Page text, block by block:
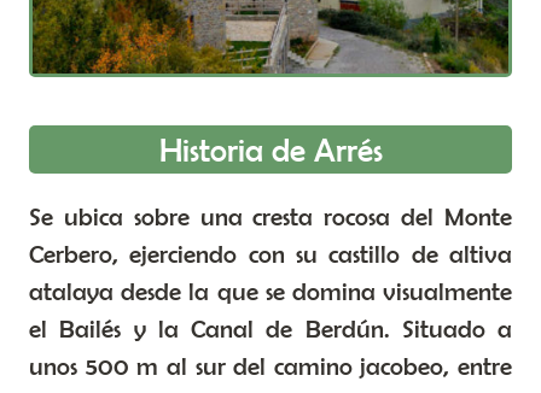
Historia de Arrés
Se ubica sobre una cresta rocosa del Monte
Cerbero, ejerciendo con su castillo de altiva
atalaya desde la que se domina visualmente
el Bailés y la Canal de Berdún. Situado a
unos 500 m al sur del camino jacobeo, entre